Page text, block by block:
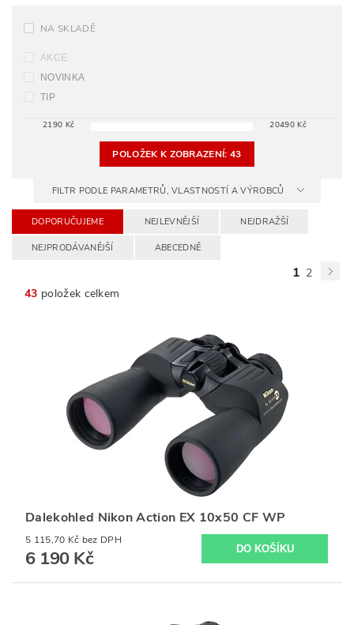
NA SKLADĚ
AKCE
NOVINKA
TIP
2190 Kč 20490Kč
POLOŽEK K ZOBRAZENÍ:43
FILTR PODLE PARAMETRŮ, VLASTNOSTÍ A VÝROBCŮ
DOPORUČUJEME NEJLEVNĚJŠÍ NEJDRAŽŠÍ
NEJPRODÁVANĚJŠÍ ABECEDNĚ
1 2
43 položek celkem
Dalekohled Nikon Action EX 10x50 CF WP
5 115,70 Kč bez DPH
6 190 Kč